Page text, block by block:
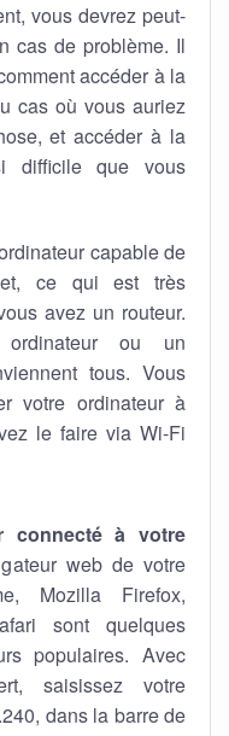
vous devrez peut-
cas de problème. Il
accéder à la
cas où vous auriez
et accéder à la
difficile que vous
capable de
ce qui est très
avez un routeur.
ou un
tous. Vous
votre ordinateur à
le faire via Wi-Fi
connecté à votre
web de votre
Mozilla Firefox,
sont quelques
populaires. Avec
saisissez votre
dans la barre de